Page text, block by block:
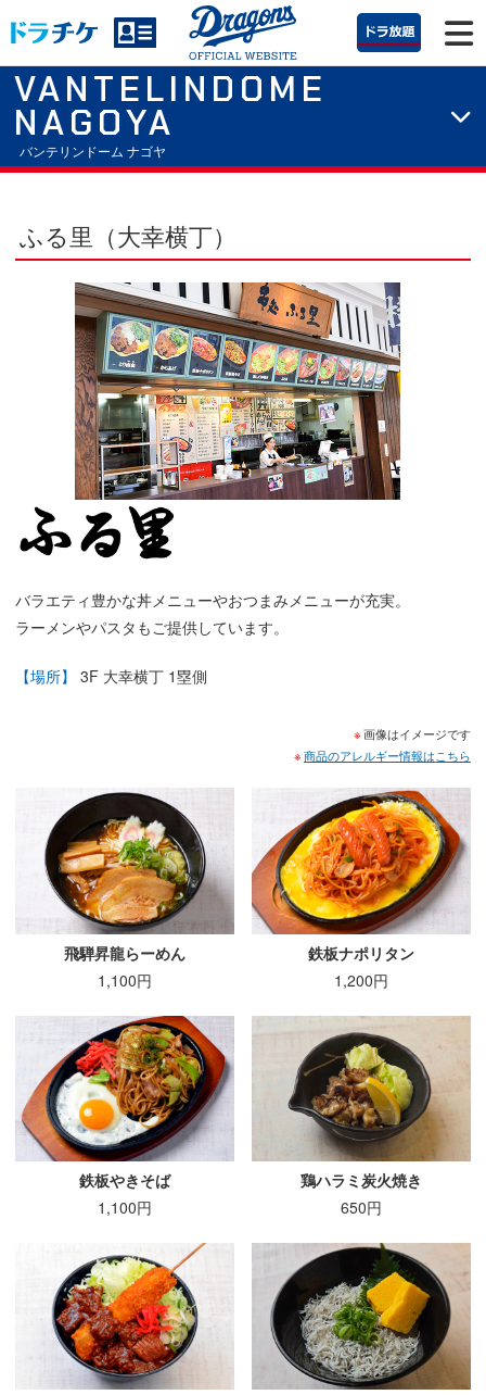
VANTELINDOME
NAGOYA
バンテリンドーム ナゴヤ
ふる里（大幸横丁）
バラエティ豊かな丼メニューやおつまみメニューが充実。
ラーメンやパスタもご提供しています。
【場所】 3F 大幸横丁 1塁側
画像はイメージです
商品のアレルギー情報はこちら
飛騨昇龍らーめん
1,100円
鉄板ナポリタン
1,200円
鉄板やきそば
1,100円
鶏ハラミ炭火焼き
650円